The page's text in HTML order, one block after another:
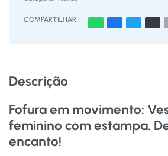
COMPARTILHAR
Descrição
Fofura em movimento:
feminino com estampa.
encanto!